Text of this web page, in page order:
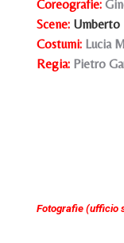
Coreografie:
Scene: Umberto
Costumi: Lucia
Regia: Pietro
Fotografie (ufficio